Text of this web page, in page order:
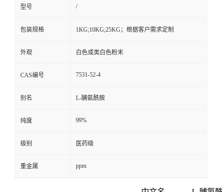
型号 /
包装规格 1KG;10KG;25KG；根据客户需求定制
外观 白色或类白色粉末
CAS编号 7531-52-4
别名 L-脯氨酰胺
纯度 99%
级别 医药级
重金属 ppm